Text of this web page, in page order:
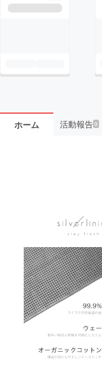
ホーム 活動報告9